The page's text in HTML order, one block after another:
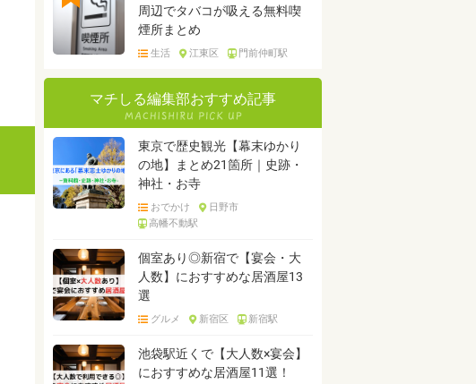
周辺でタバコが吸える無料喫
煙所まとめ
生活 江東区 門前仲町駅
マチしる編集部おすすめ記事
東京で歴史観光【幕末ゆかり
の地】まとめ21箇所｜史跡・
神社・お寺
おでかけ
日野市
高幡不動駅
個室あり◎新宿で【宴会・大
人数】におすすめな居酒屋13
選
グルメ 新宿区 新宿駅
池袋駅近くで【大人数×宴会】
におすすめな居酒屋11選！